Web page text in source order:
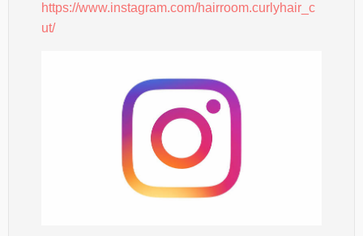
https://www.instagram.com/hairroom.curlyhair_c
ut/